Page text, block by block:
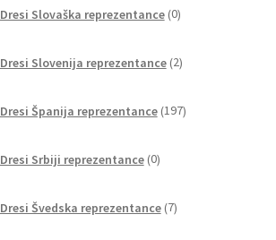
Dresi Slovaška reprezentance 0izdelkov
Dresi Slovenija reprezentance 2izdelka
Dresi Španija reprezentance 197izdelkov
Dresi Srbiji reprezentance 0izdelkov
Dresi Švedska reprezentance 7izdelkov